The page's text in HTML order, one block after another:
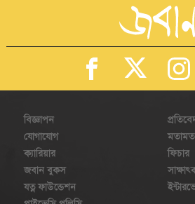
বিজ্ঞাপন
যোগাযোগ
ক্যারিয়ার
জবান বুকস
যত্ন ফাউন্ডেশন
মতামত
ফিচার